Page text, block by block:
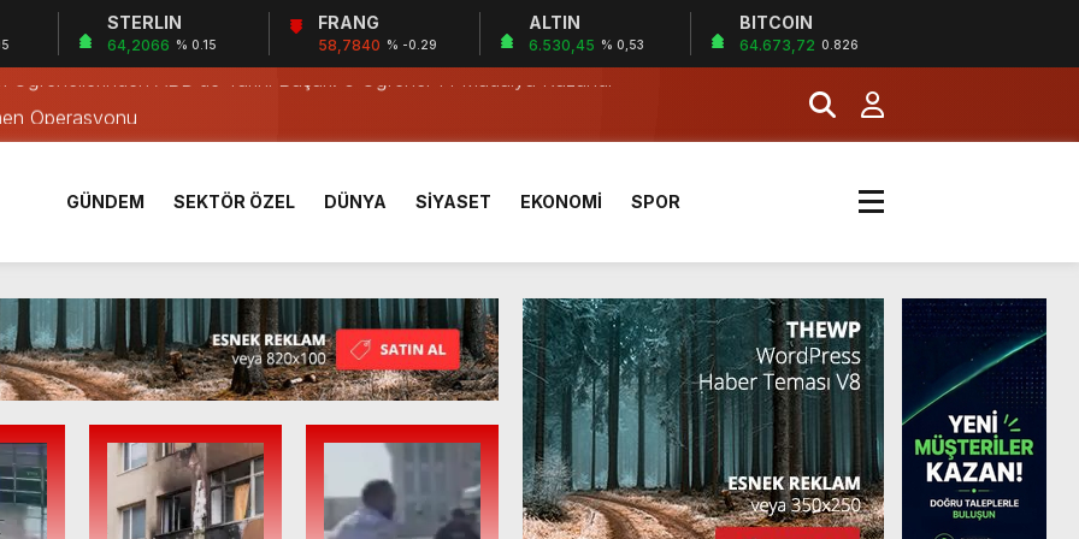
STERLIN
64,2066 % 0.15
FRANG
58,7840 % -0.29
ALTIN
6.530,45 % 0,53
BITCOIN
64.673,72 0.826
Öğrencilerinden ABD’de Tarihi Başarı: 6 Öğrenci 14 Madalya Kazandı
Operasyonu
Yakalandı
Dijital Eğitimi
Serval Kedisi Ele Geçirildi
Operasyonu: 2 Tutuklama
Denetim
Öğrencilerinden ABD’de Tarihi Başarı: 6 Öğrenci 14 Madalya Kazandı
GÜNDEM SEKTÖR ÖZEL DÜNYA SİYASET EKONOMİ SPOR